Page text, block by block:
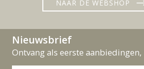
NAAR DE WEBSHOP
Nieuwsbrief
Ontvang als eerste